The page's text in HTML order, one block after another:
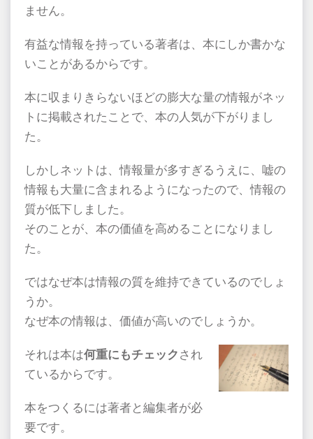
ません。
有益な情報を持っている著者は、本にしか書かな
いことがあるからです。
本に収まりきらないほどの膨大な量の情報がネッ
トに掲載されたことで、本の人気が下がりまし
た。
しかしネットは、情報量が多すぎるうえに、嘘の
情報も大量に含まれるようになったので、情報の
質が低下しました。
そのことが、本の価値を高めることになりまし
た。
ではなぜ本は情報の質を維持できているのでしょ
うか。
なぜ本の情報は、価値が高いのでしょうか。
それは本は何重にもチェック され
ているからです。
本をつくるには著者と編集者が必
要です。